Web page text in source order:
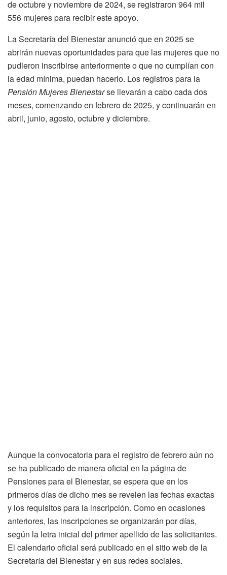
de octubre y noviembre de 2024, se registraron 964 mil
556 mujeres para recibir este apoyo.
La Secretaría del Bienestar anunció que en 2025 se
abrirán nuevas oportunidades para que las mujeres que no
pudieron inscribirse anteriormente o que no cumplían con
la edad mínima, puedan hacerlo. Los registros para la
Pensión Mujeres Bienestarse llevarán a cabo cada dos
meses, comenzando en febrero de 2025, y continuarán en
abril, junio, agosto, octubre y diciembre.
Aunque la convocatoria para el registro de febrero aún no
se ha publicado de manera oficial en la página de
Pensiones para el Bienestar, se espera que en los
primeros días de dicho mes se revelen las fechas exactas
y los requisitos para la inscripción. Como en ocasiones
anteriores, las inscripciones se organizarán por días,
según la letra inicial del primer apellido de las solicitantes.
El calendario oficial será publicado en el sitio web de la
Secretaría del Bienestar y en sus redes sociales.